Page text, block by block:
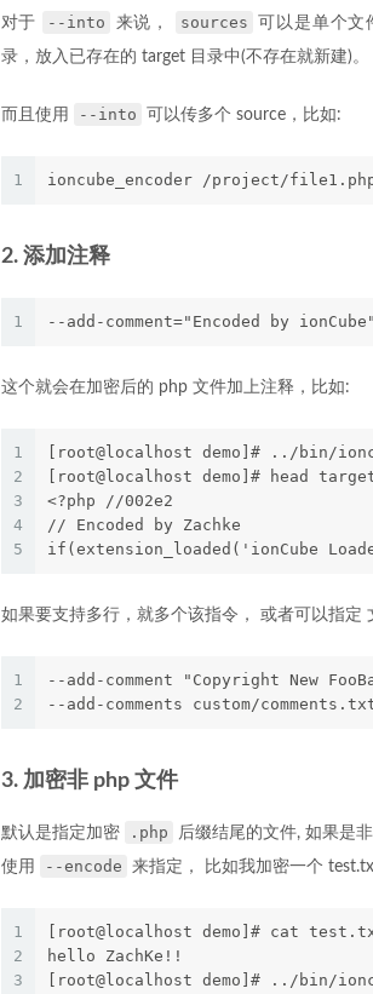
对于 --into 来说， sources
可以是单个文
录，放入已存在的 target 目录中(不存在就新建)。
而且使用 --into 可以传多个 source，比如:
1 ioncube_encoder /project/
2. 添加注释
1 --add-comment="Encoded by ionCube"
这个就会在加密后的 php 文件加上注释，比如:
1
2
3
4
5
[root@localhost demo]# ../bin/
[root@localhost demo]# head
<?php //002e2
// Encoded by Zachke
if(extension_loaded('ionCube
如果要支持多行，就多个该指令， 或者可以指定
1
2
--add-comment "Copyright New
--add-comments custom/
3. 加密非 php 文件
默认是指定加密 .php
后缀结尾的文件, 如果是
使用
--encode 来指定， 比如我加密一个
1
2
3
[root@localhost demo]# cat
hello ZachKe!!
[root@localhost demo]# ../bin/